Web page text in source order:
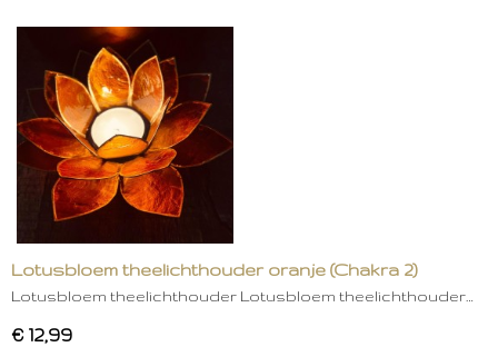
Lotusbloem theelichthouder oranje (Chakra 2)
Lotusbloem theelichthouder Lotusbloem theelichthouder…
€ 12,99